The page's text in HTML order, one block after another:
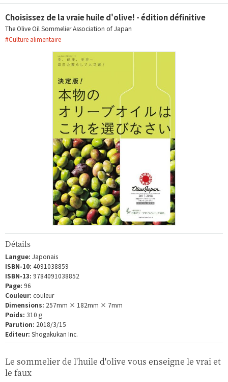
Choisissez de la vraie huile d'olive! - édition définitive
The Olive Oil Sommelier Association of Japan
#Culture alimentaire
Détails
Langue: Japonais
ISBN-10: 4091038859
ISBN-13: 9784091038852
Page: 96
Couleur: couleur
Dimensions: 257mm × 182mm × 7mm
Poids: 310ｇ
Parution: 2018/3/15
Editeur: Shogakukan Inc.
Le sommelier de l'huile d'olive vous enseigne le vrai et
le faux